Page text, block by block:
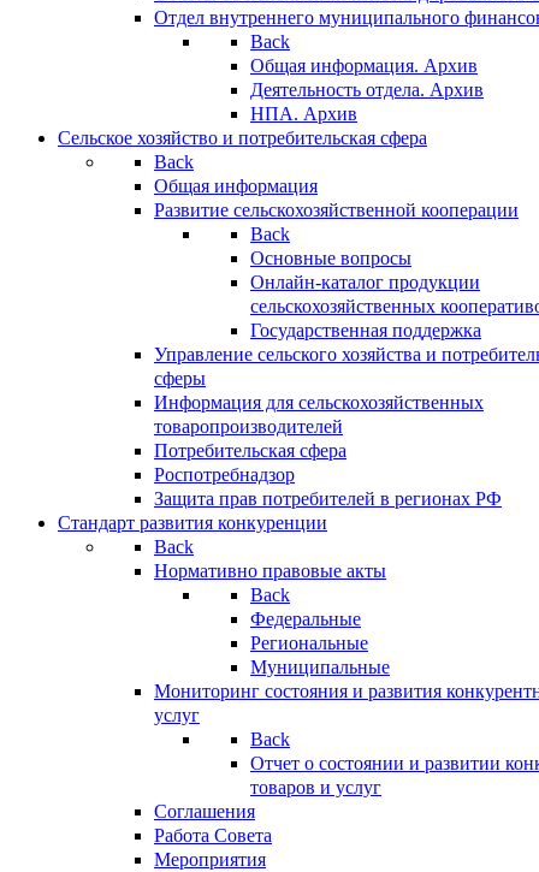
Отдел внутреннего муниципального
Back
Общая информация. Архив
Деятельность отдела. Архив
НПА. Архив
Сельское хозяйство и потребительская сфера
Back
Общая информация
Развитие сельскохозяйственной кооперации
Back
Основные вопросы
Онлайн-каталог продукции
сельскохозяйственных
Государственная поддержка
Управление сельского хозяйства и
сферы
Информация для сельскохозяйственных
товаропроизводителей
Потребительская сфера
Роспотребнадзор
Защита прав потребителей в регионах РФ
Стандарт развития конкуренции
Back
Нормативно правовые акты
Back
Федеральные
Региональные
Муниципальные
Мониторинг состояния и развития
услуг
Back
Отчет о состоянии и развитии
товаров и услуг
Соглашения
Работа Совета
Мероприятия